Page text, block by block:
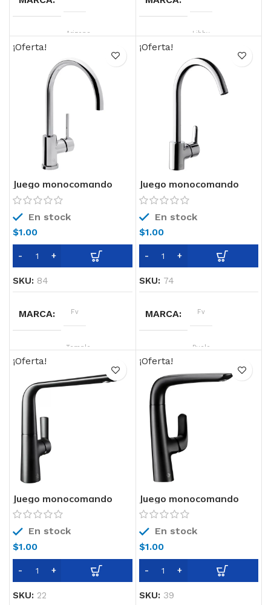
LINEA Arizona
COLOR Cromo
LINEA
Libby
COLOR Cromo
¡Oferta!
Juego monocomando
para mesada de cocina
0411.04-87 FV
En stock
$1.00
SKU: 84
MARCA Fv
LINEA
Temple
COLOR Acero, Cromo
TECNOLOGIA
¡Oferta!
Juego monocomando
para mesada de cocina
0411.04-B5 FV
En stock
$1.00
SKU: 74
MARCA Fv
LINEA Puelo
COLOR Cromo
TECNOLOGIA
¡Oferta!
Juego monocomando
para mesada de cocina
0411.04-D8 FV
En stock
$1.00
SKU: 22
¡Oferta!
Juego monocomando
para mesada de cocina
0411.04-L2 FV
En stock
$1.00
SKU: 39